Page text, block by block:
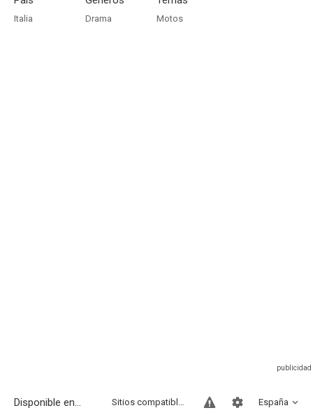
Italia Drama Motos
Disponible en... España
Sitios compatibles